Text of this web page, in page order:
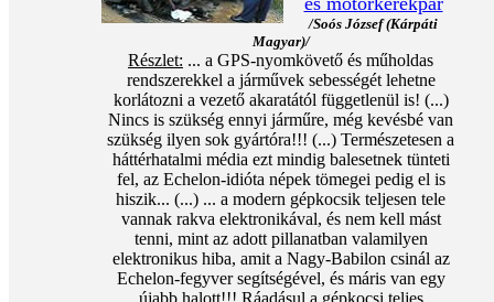
/Soós József (Kárpáti
Magyar)/
Részlet: ... a GPS-nyomkövető és műholdas
rendszerekkel a járművek sebességét lehetne
korlátozni a vezető akaratától függetlenül is! (...)
Nincs is szükség ennyi járműre, még kevésbé van
szükség ilyen sok gyártóra!!! (...) Természetesen a
háttérhatalmi média ezt mindig balesetnek tünteti
fel, az Echelon-idióta népek tömegei pedig el is
hiszik... (...) ... a modern gépkocsik teljesen tele
vannak rakva elektronikával, és nem kell mást
tenni, mint az adott pillanatban valamilyen
elektronikus hiba, amit a Nagy-Babilon csinál az
Echelon-fegyver segítségével, és máris van egy
újabb halott!!! Ráadásul a gépkocsi teljes